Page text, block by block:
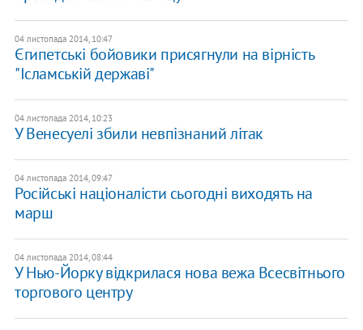
04 листопада 2014, 10:47
Єгипетські бойовики присягнули на вірність
"Ісламській державі"
04 листопада 2014, 10:23
У Венесуелі збили невпізнаний літак
04 листопада 2014, 09:47
Російські націоналісти сьогодні виходять на
марш
04 листопада 2014, 08:44
У Нью-Йорку відкрилася нова вежа Всесвітнього
торгового центру